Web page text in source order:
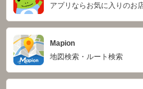
アプリならお気に入りのお
Mapion
地図検索・ルート検索